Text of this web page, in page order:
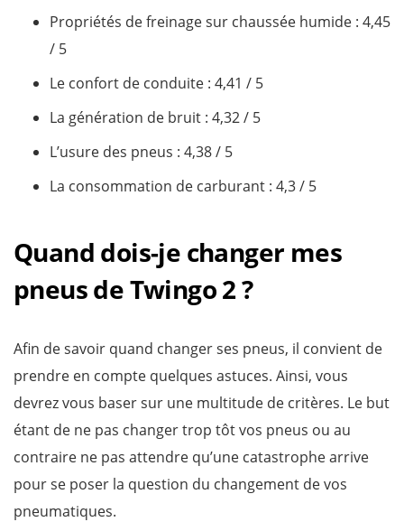
Propriétés de freinage sur chaussée humide​ : 4,45
/ 5
Le confort de conduite​ : 4,41 / 5
La génération de bruit : ​4,32 / 5
L’usure des pneus​ : 4,38 / 5
La consommation de carburant : 4,3 / 5
Quand dois-je changer mes
pneus de Twingo 2 ?
Afin de savoir quand changer ses pneus, il convient de
prendre en compte quelques astuces. Ainsi, vous
devrez vous baser sur une multitude de critères. Le but
étant de ne pas changer trop tôt vos pneus ou au
contraire ne pas attendre qu’une catastrophe arrive
pour se poser la question du changement de vos
pneumatiques.